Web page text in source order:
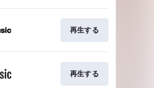
再生する
再生する